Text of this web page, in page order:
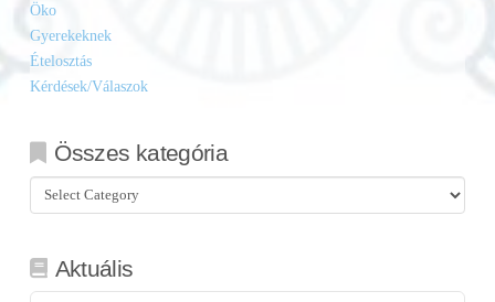
Öko
Gyerekeknek
Ételosztás
Kérdések/Válaszok
Összes kategória
Összes
kategória
Aktuális